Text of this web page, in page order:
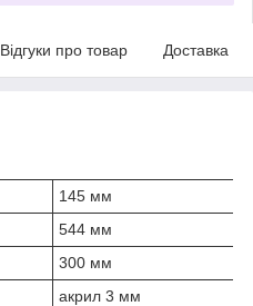
Відгуки про товар Доставка
145 мм
544 мм
300 мм
акрил 3 мм